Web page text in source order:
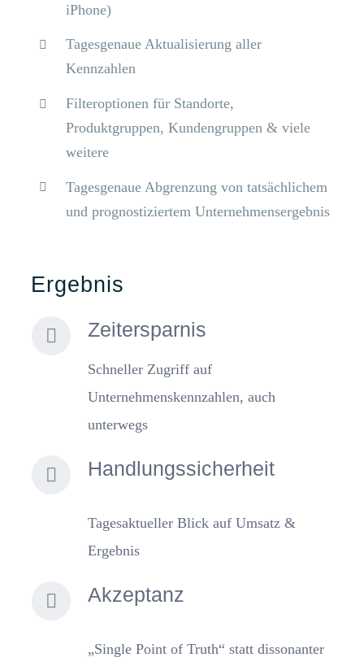
iPhone)
Tagesgenaue Aktualisierung aller
Kennzahlen
Filteroptionen für Standorte,
Produktgruppen, Kundengruppen & viele
weitere
Tagesgenaue Abgrenzung von tatsächlichem
und prognostiziertem Unternehmensergebnis
Ergebnis
Zeitersparnis
Schneller Zugriff auf
Unternehmenskennzahlen, auch
unterwegs
Handlungssicherheit
Tagesaktueller Blick auf Umsatz &
Ergebnis
Akzeptanz
„Single Point of Truth“ statt dissonanter